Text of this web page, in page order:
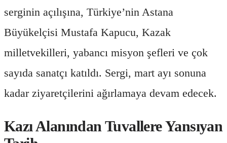
serginin açılışına, Türkiye’nin Astana
Büyükelçisi Mustafa Kapucu, Kazak
milletvekilleri, yabancı misyon şefleri ve çok
sayıda sanatçı katıldı. Sergi, mart ayı sonuna
kadar ziyaretçilerini ağırlamaya devam edecek.
Kazı Alanından Tuvallere Yansıyan